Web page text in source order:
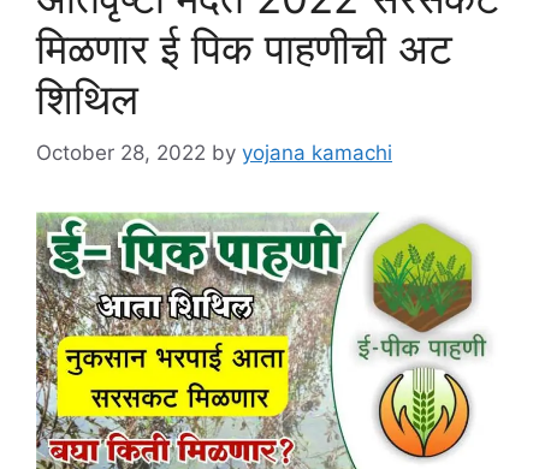
मिळणार ई पिक पाहणीची अट
शिथिल
October 28, 2022 by yojana kamachi